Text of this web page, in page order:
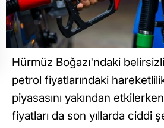
Hürmüz Boğazı'ndaki
petrol fiyatlarındaki
piyasasını yakından
fiyatları da son yıllarda ciddi